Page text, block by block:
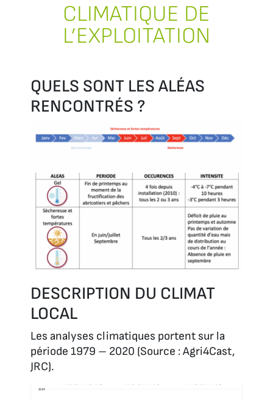
CLIMATIQUE DE
L’EXPLOITATION
QUELS SONT LES ALÉAS
RENCONTRÉS ?
DESCRIPTION DU CLIMAT
LOCAL
Les analyses climatiques portent sur la
période 1979 – 2020 (Source : Agri4Cast,
JRC).